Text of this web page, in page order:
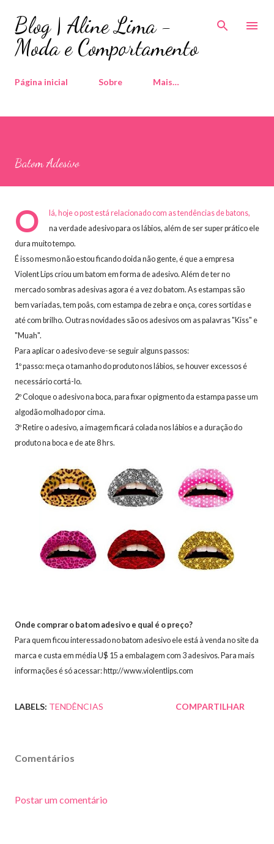
Pular para o conteúdo principal
Blog | Aline Lima -
Moda e Comportamento
Página inicial Sobre Mais…
Batom Adesivo
O
lá, hoje o post está relacionado com as tendências de batons,
na verdade adesivo para os lábios, além de ser super prático ele
dura muito tempo.
É isso mesmo não estou ficando doida não gente, é que a empresa
Violent Lips criou um batom em forma de adesivo. Além de ter no
mercado sombras adesivas agora é a vez do batom. As estampas são
bem variadas, tem poâs, com estampa de zebra e onça, cores sortidas e
até com brilho. Outras novidades são os adesivos om as palavras "Kiss" e
"Muah".
Para aplicar o adesivo deve-se seguir alguns passos:
1º passo: meça o tamanho do produto nos lábios, se houver excessos é
necessário cortá-lo.
2º Coloque o adesivo na boca, para fixar o pigmento da estampa passe um
algodão molhado por cima.
3º Retire o adesivo, a imagem ficará colada nos lábios e a duração do
produto na boca e de ate 8 hrs.
Onde comprar o batom adesivo e qual é o preço?
Para quem ficou interessado no batom adesivo ele está à venda no site da
marca e custa em média U$ 15 a embalagem com 3 adesivos. Para mais
informações é só acessar: http://www.violentlips.com
LABELS: TENDÊNCIAS COMPARTILHAR
Comentários
Postar um comentário